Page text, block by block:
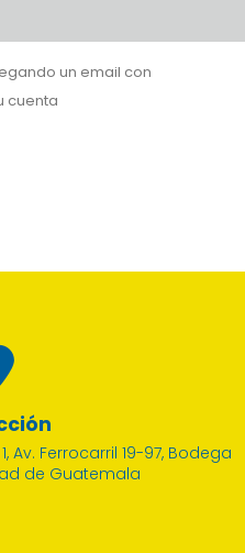
un email con
cuenta
Av. Ferrocarril 19-97, Bodega
de Guatemala